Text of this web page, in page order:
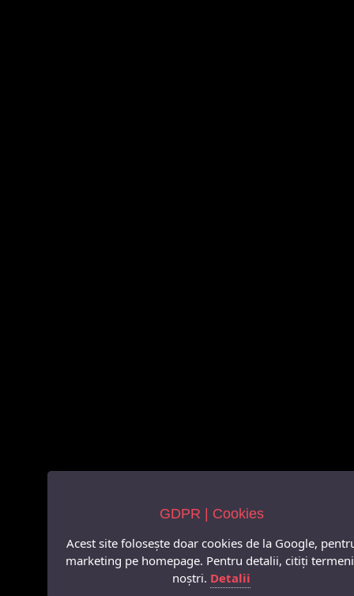
GDPR | Cookies
Acest site folosește doar cookies de la Google,
marketing pe homepage. Pentru detalii, citiți
noștri. Detalii